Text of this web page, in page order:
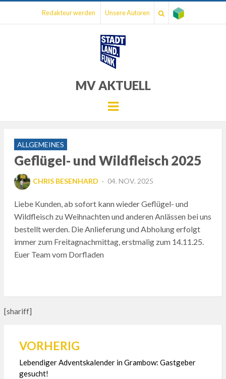
Redakteur werden Unsere Autoren
MV AKTUELL
Menu
ALLGEMEINES
Geflügel- und Wildfleisch 2025
CHRIS BESENHARD
POSTED
04. NOV. 2025
Liebe Kunden, ab sofort kann wieder Geflügel- und
Wildfleisch zu Weihnachten und anderen Anlässen bei uns
bestellt werden. Die Anlieferung und Abholung erfolgt
immer zum Freitagnachmittag, erstmalig zum 14.11.25.
Euer Team vom Dorfladen
[shariff]
Beitragsnavigation
VORHERIG
Lebendiger Adventskalender in Grambow: Gastgeber
gesucht!